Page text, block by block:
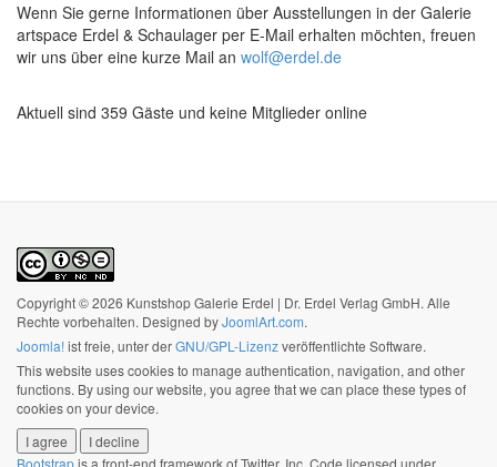
Wenn Sie gerne Informationen über Ausstellungen in der Galerie
artspace Erdel & Schaulager per E-Mail erhalten möchten, freuen
wir uns über eine kurze Mail an wolf@erdel.de
Aktuell sind 359 Gäste und keine Mitglieder online
Copyright © 2026 Kunstshop Galerie Erdel | Dr. Erdel Verlag GmbH. Alle
Rechte vorbehalten. Designed byJoomlArt.com.
Joomla!ist freie, unter derGNU/GPL-Lizenzveröffentlichte Software.
This website uses cookies to manage authentication, navigation, and other
functions. By using our website, you agree that we can place these types of
cookies on your device.
I agree
I decline